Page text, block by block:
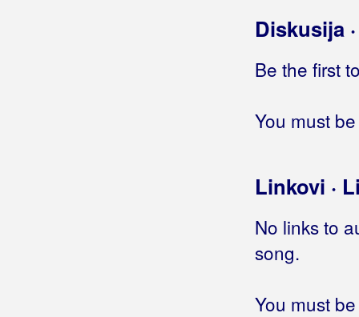
Diskusija
Be the first
You must
Linkovi ·
No links to
song.
You must